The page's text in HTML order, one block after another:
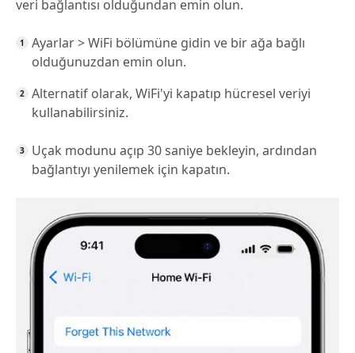
veri bağlantısı olduğundan emin olun.
Ayarlar > WiFi bölümüne gidin ve bir ağa bağlı
olduğunuzdan emin olun.
Alternatif olarak, WiFi'yi kapatıp hücresel veriyi
kullanabilirsiniz.
Uçak modunu açıp 30 saniye bekleyin, ardından
bağlantıyı yenilemek için kapatın.